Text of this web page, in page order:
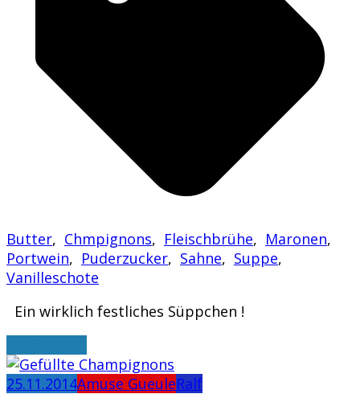
Butter, Chmpignons, Fleischbrühe, Maronen,
Portwein, Puderzucker, Sahne, Suppe,
Vanilleschote
Ein wirklich festliches Süppchen !
25.11.2014Amuse GueuleRalf